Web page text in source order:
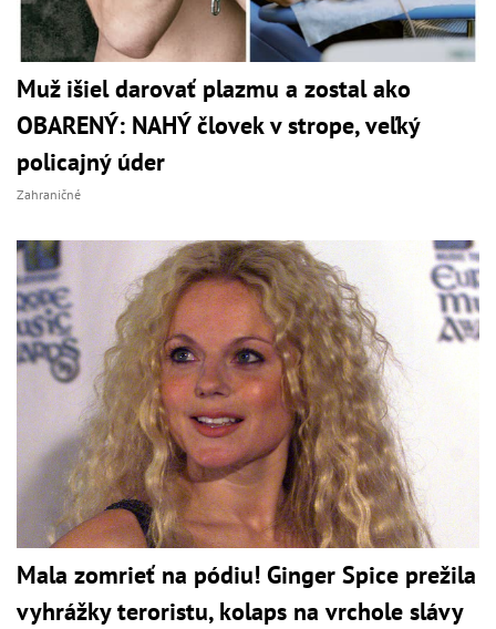
Muž išiel darovať plazmu a zostal ako
OBARENÝ: NAHÝ človek v strope, veľký
policajný úder
Zahraničné
Mala zomrieť na pódiu! Ginger Spice prežila
vyhrážky teroristu, kolaps na vrchole slávy